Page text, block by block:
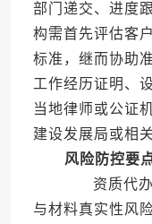
部门递交、进度
构需首先评估客
标准，继而协助
工作经历证明、
当地律师或公证
建设发展局或相
风险防控要
资质代办
与材料真实性风